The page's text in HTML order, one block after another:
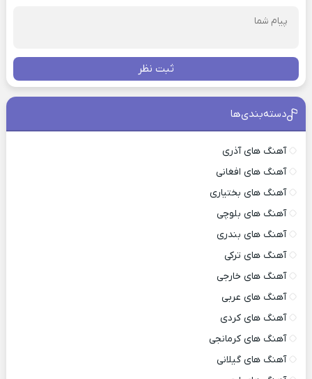
ثبت نظر
دسته‌بندی‌ها
آهنگ های آذری
آهنگ های افغانی
آهنگ های بختیاری
آهنگ های بلوچی
آهنگ های بندری
آهنگ های ترکی
آهنگ های خارجی
آهنگ های عربی
آهنگ های کردی
آهنگ های کرمانجی
آهنگ های گیلانی